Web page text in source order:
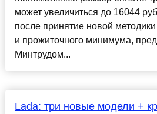
может увеличиться до 16044
после принятие новой
и прожиточного минимума,
Минтрудом...
Lada: три новые модели +